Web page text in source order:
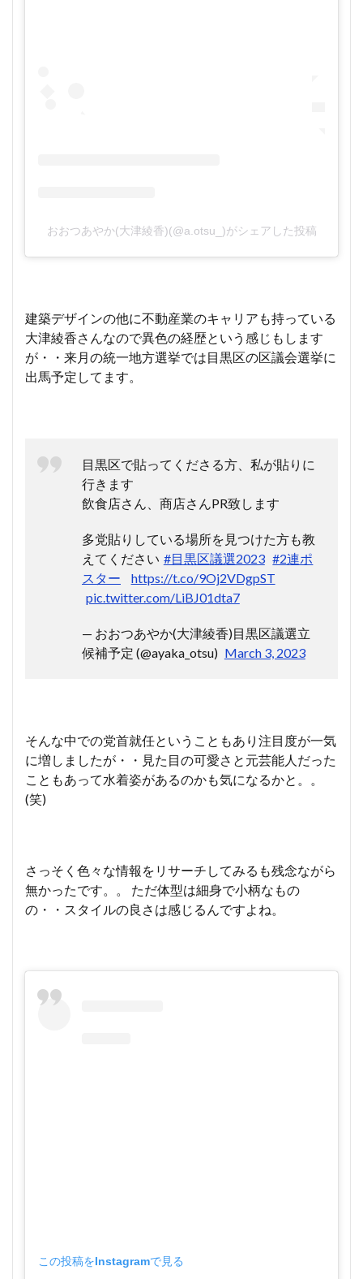
おおつあやか(大津綾香)(@a.otsu_)がシェアした投稿
建築デザインの他に不動産業のキャリアも持っている
大津綾香さんなので異色の経歴という感じもします
が・・来月の統一地方選挙では目黒区の区議会選挙に
出馬予定してます。
目黒区で貼ってくださる方、私が貼りに
行きます
飲食店さん、商店さんPR致します
多党貼りしている場所を見つけた方も教
えてください #目黒区議選2023 #2連ポ
スター
https://t.co/9Oj2VDgpST
pic.twitter.com/LiBJ01dta7
— おおつあやか(大津綾香)目黒区議選立
候補予定 (@ayaka_otsu) March 3, 2023
そんな中での党首就任ということもあり注目度が一気
に増しましたが・・見た目の可愛さと元芸能人だった
こともあって水着姿があるのかも気になるかと。。
(笑)
さっそく色々な情報をリサーチしてみるも残念ながら
無かったです。。 ただ体型は細身で小柄なもの
の・・スタイルの良さは感じるんですよね。
この投稿をInstagramで見る